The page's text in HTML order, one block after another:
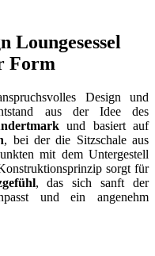
Loungesessel
Form
Design und
aus der Idee des
und basiert auf
, bei der die Sitzschale aus
mit dem Untergestell
sorgt für
, das sich sanft der
und ein angenehm